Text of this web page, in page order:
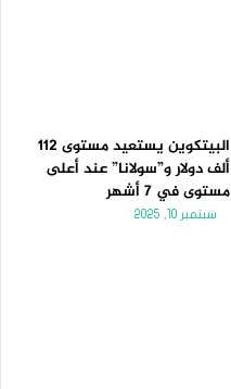
البيتكوين يستعيد مستوى 112
ألف دولار و”سولانا” عند أعلى
مستوى في 7 أشهر
سبتمبر 10, 2025